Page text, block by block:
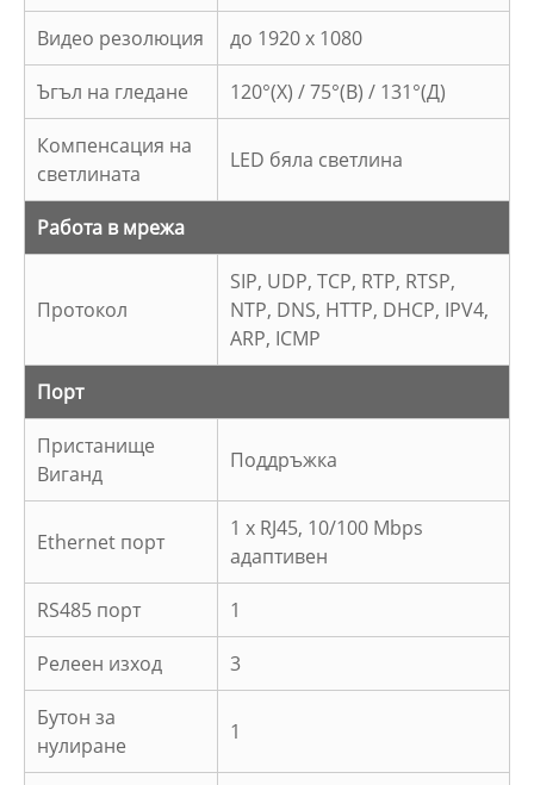
Видео резолюция до 1920 x 1080
Ъгъл на гледане 120°(Х) / 75°(В) / 131°(Д)
Компенсация на
светлината
LED бяла светлина
Работа в мрежа
Протокол
SIP, UDP, TCP, RTP, RTSP,
NTP, DNS, HTTP, DHCP, IPV4,
ARP, ICMP
Порт
Пристанище
Виганд
Поддръжка
Ethernet порт
1 x RJ45, 10/100 Mbps
адаптивен
RS485 порт 1
Релеен изход 3
Бутон за
нулиране
1